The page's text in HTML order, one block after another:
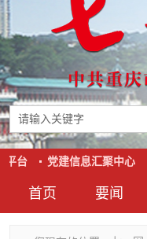
首页 要闻
台 党建信息汇聚中心